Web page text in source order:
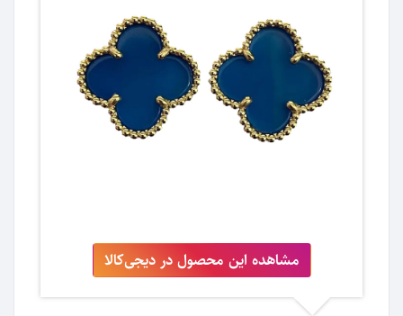
مشاهده این محصول در دیجی‌کالا